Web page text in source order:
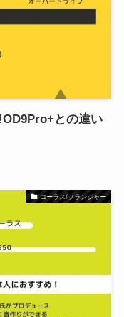
との違い
コーラス/フランジャー